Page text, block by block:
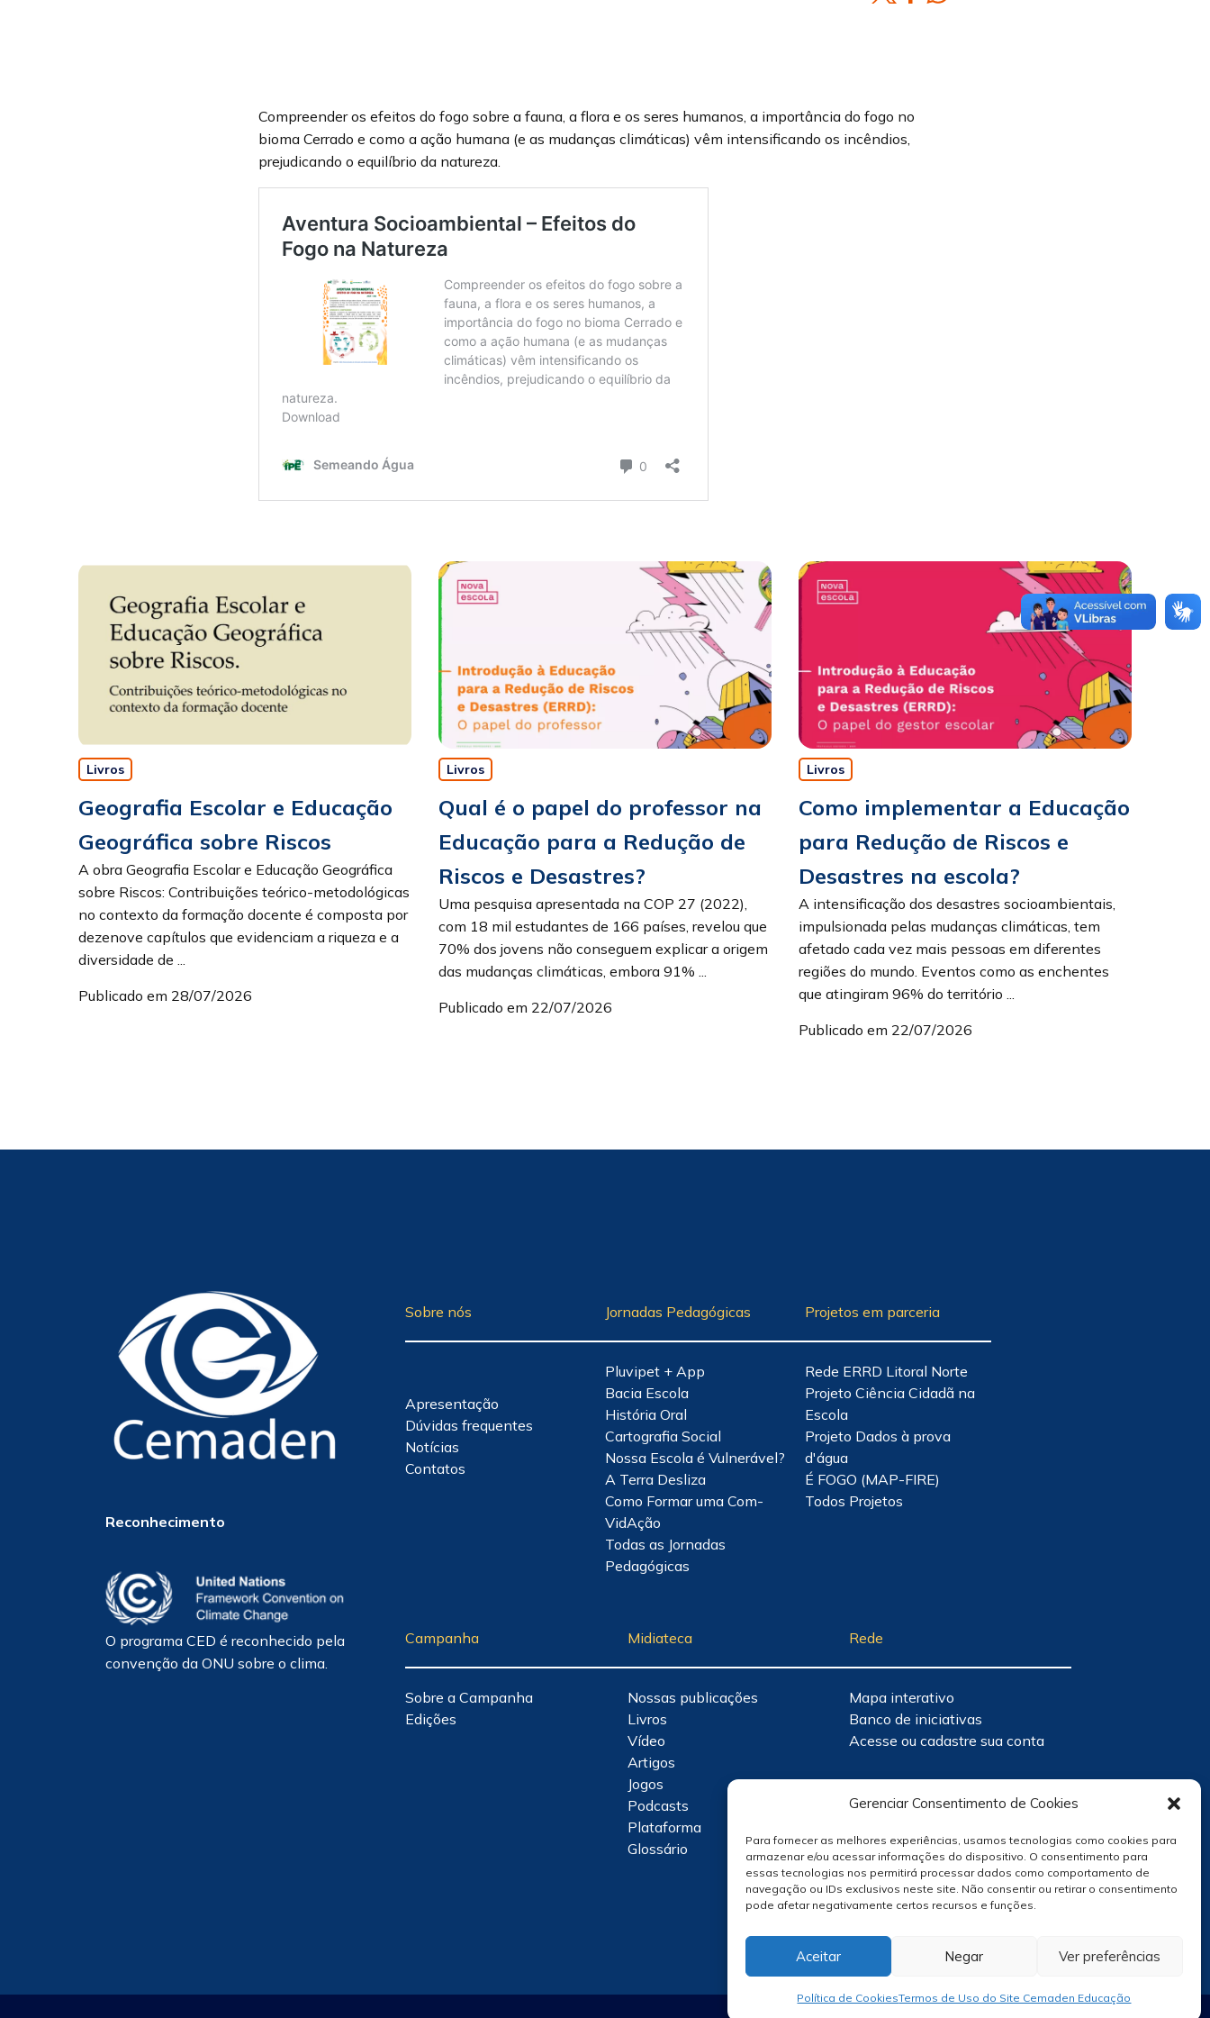
Gerenciar Consentimento de Cookies
Para fornecer as melhores experiências, usamos tecnologias como cookies para
armazenar e/ou acessar informações do dispositivo. O consentimento para
essas tecnologias nos permitirá processar dados como comportamento de
navegação ou IDs exclusivos neste site. Não consentir ou retirar o consentimento
pode afetar negativamente certos recursos e funções.
Aceitar Negar Ver preferências
Política de CookiesTermos de Uso do Site Cemaden Educação
Compreender os efeitos do fogo sobre a fauna, a flora e os seres humanos, a importância do fogo no
bioma Cerrado e como a ação humana (e as mudanças climáticas) vêm intensificando os incêndios,
prejudicando o equilíbrio da natureza.
Livros
Geografia Escolar e Educação
Geográfica sobre Riscos
A obra Geografia Escolar e Educação Geográfica
sobre Riscos: Contribuições teórico-metodológicas
no contexto da formação docente é composta por
dezenove capítulos que evidenciam a riqueza e a
diversidade de ...
Publicado em 28/07/2026
Livros
Qual é o papel do professor na
Educação para a Redução de
Riscos e Desastres?
Uma pesquisa apresentada na COP 27 (2022),
com 18 mil estudantes de 166 países, revelou que
70% dos jovens não conseguem explicar a origem
das mudanças climáticas, embora 91% ...
Publicado em 22/07/2026
Livros
Como implementar a Educação
para Redução de Riscos e
Desastres na escola?
A intensificação dos desastres socioambientais,
impulsionada pelas mudanças climáticas, tem
afetado cada vez mais pessoas em diferentes
regiões do mundo. Eventos como as enchentes
que atingiram 96% do território ...
Publicado em 22/07/2026
Reconhecimento
O programa CED é reconhecido pela
convenção da ONU sobre o clima.
Sobre nós
Apresentação
Dúvidas frequentes
Notícias
Contatos
Jornadas Pedagógicas
Pluvipet + App
Bacia Escola
História Oral
Cartografia Social
Nossa Escola é Vulnerável?
A Terra Desliza
Como Formar uma Com-
VidAção
Todas as Jornadas
Pedagógicas
Projetos em parceria
Rede ERRD Litoral Norte
Projeto Ciência Cidadã na
Escola
Projeto Dados à prova
d'água
É FOGO (MAP-FIRE)
Todos Projetos
Campanha
Sobre a Campanha
Edições
Midiateca
Nossas publicações
Livros
Vídeo
Artigos
Jogos
Podcasts
Plataforma
Glossário
Rede
Mapa interativo
Banco de iniciativas
Acesse ou cadastre sua conta